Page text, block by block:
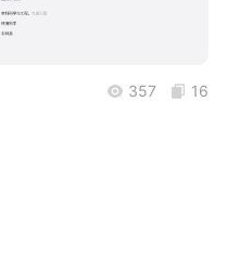
357 16